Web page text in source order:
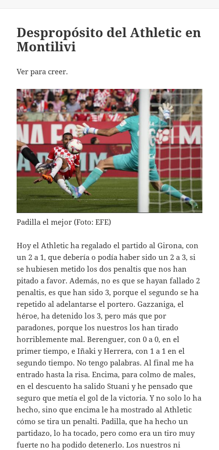
Despropósito del Athletic en
Montilivi
Ver para creer.
Padilla el mejor (Foto: EFE)
Hoy el Athletic ha regalado el partido al Girona, con
un 2 a 1, que debería o podía haber sido un 2 a 3, si
se hubiesen metido los dos penaltis que nos han
pitado a favor. Además, no es que se hayan fallado 2
penaltis, es que han sido 3, porque el segundo se ha
repetido al adelantarse el portero. Gazzaniga, el
héroe, ha detenido los 3, pero más que por
paradones, porque los nuestros los han tirado
horriblemente mal. Berenguer, con 0 a 0, en el
primer tiempo, e Iñaki y Herrera, con 1 a 1 en el
segundo tiempo. No tengo palabras. Al final me ha
entrado hasta la risa. Encima, para colmo de males,
en el descuento ha salido Stuani y he pensado que
seguro que metía el gol de la victoria. Y no solo lo ha
hecho, sino que encima le ha mostrado al Athletic
cómo se tira un penalti. Padilla, que ha hecho un
partidazo, lo ha tocado, pero como era un tiro muy
fuerte no ha podido detenerlo. Los nuestros ni